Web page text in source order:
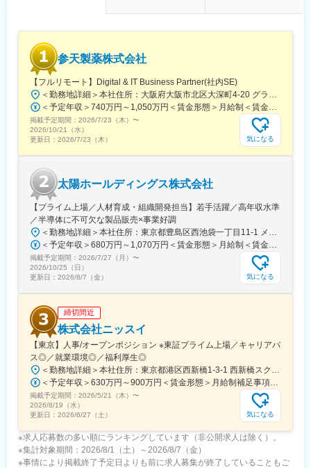
します。
新規開拓営業をお任せします。
■入社後の流れ：
配属部署にてOJTを開始し、先輩社員との商談同行や引継ぎを通
じて、担当顧客や営業活動について理解を深めていただきます。
独り立ちの時期は一律ではなく、習熟度や経験に応じて判断する
ため、安心して業務に取り組める環境です。
担当顧客ごとに設定された目標（売上、利益）をもとに既存先や
新規先への営業活動を行っています。
目標の達成状況は評価項目の一つですが、達成率以外に、取り組
み内容も踏まえて評価しています。
会社全体としては、個人ごとに目標シートを作成し半期ごとにレ
ビューを行い役員との面談を実施しています。
■組織構成：
12名(40歳～72歳)が在籍しています。
くりを大切にしています。
また、仕事とプライベートの両立を支援し、ワークライフバラン
スを重視した働きやすい職場づくりに努めています。
変更の範囲：会社の定める業務
参天製薬株式会社
【フルリモート】Digital & IT Business Partner(社内SE)
掲載予定期間： 2026/7/23（木） 〜
2026/10/21（水）
更新日： 2026/7/23（木） 気になる
太陽ホールディングス株式会社
【プライム上場／人材育成・組織開発担当】若手活躍／高年収水準
／半導体に不可欠な製品販売×事業好調
掲載予定期間： 2026/7/27（月） 〜
2026/10/25（日）
更新日： 2026/8/7（金） 気になる
締切間近
株式会社ニッスイ
【東京】人事/オープンポジション ※東証プライム上場／キャリアパ
ス◎／就業環境◎／福利厚生◎
掲載予定期間： 2026/5/21（木） 〜
2026/8/19（水）
更新日： 2026/6/27（土） 気になる
※求人応募数の多い順にランキングしています（非公開求人は除く）。
※集計対象期間：2026/8/1（土）～2026/8/7（金）
※事情により掲載終了予定日よりも前に求人募集が終了していることもご